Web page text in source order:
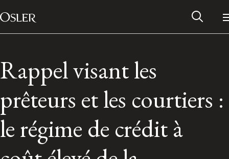
Passer au contenu
Main Navigation
Rappel visant les
prêteurs et les courtiers :
le régime de crédit à